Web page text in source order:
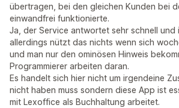
übertragen, bei den gleichen Kunden bei
einwandfrei funktionierte.
Ja, der Service antwortet sehr schnell und
allerdings nützt das nichts wenn sich
und man nur den ominösen Hinweis
Programmierer arbeiten daran.
Es handelt sich hier nicht um irgendeine
nicht haben muss sondern diese App ist
mit Lexoffice als Buchhaltung arbeitet.